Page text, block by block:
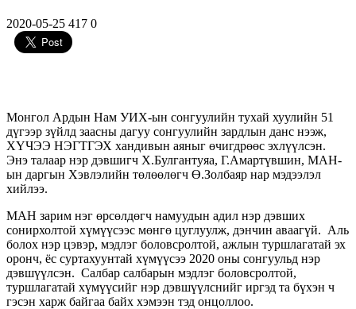
2020-05-25 417 0
Монгол Ардын Нам УИХ-ын сонгуулийн тухай хуулийн 51
дүгээр зүйлд заасны дагуу сонгуулийн зардлын данс нээж,
ХҮЧЭЭ НЭГТГЭХ хандивын аяныг өчигдрөөс эхлүүлсэн.
Энэ талаар нэр дэвшигч Х.Булгантуяа, Г.Амартүвшин, МАН-
ын даргын Хэвлэлийн төлөөлөгч Ө.Золбаяр нар мэдээлэл
хийлээ.
МАН зарим нэг өрсөлдөгч намуудын адил нэр дэвших
сонирхолтой хүмүүсээс мөнгө цуглуулж, дэнчин аваагүй. Аль
болох нэр цэвэр, мэдлэг боловсролтой, ажлын туршлагатай эх
оронч, ёс суртахуунтай хүмүүсээ 2020 оны сонгуульд нэр
дэвшүүлсэн. Салбар салбарын мэдлэг боловсролтой,
туршлагатай хүмүүсийг нэр дэвшүүлснийг иргэд та бүхэн ч
гэсэн харж байгаа байх хэмээн тэд онцоллоо.